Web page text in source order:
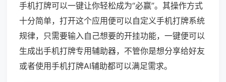
手机打牌可以一键让你轻松成为“必赢”。其操作方式
十分简单，打开这个应用便可以自定义手机打牌系统
规律，只需要输入自己想要的开挂功能，一键便可以
生成出手机打牌专用辅助器，不管你是想分享给好友
或者使用手机打牌AI辅助都可以满足需求。